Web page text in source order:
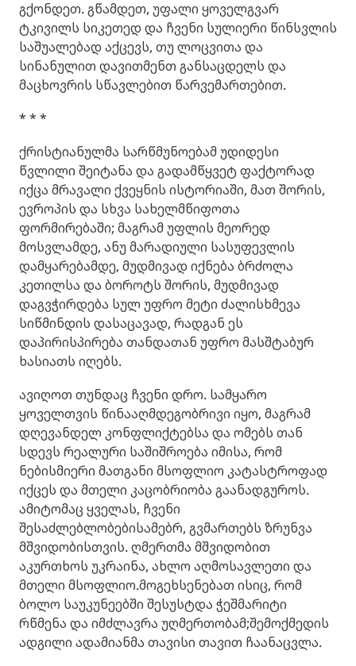
გქონდეთ. გწამდეთ, უფალი ყოველგვარ
ტკივილს სიკეთედ და ჩვენი სულიერი წინსვლის
საშუალებად აქცევს, თუ ლოცვითა და
სინანულით დავითმენთ განსაცდელს და
მაცხოვრის სწავლებით წარვემართებით.
* * *
ქრისტიანულმა სარწმუნოებამ უდიდესი
წვლილი შეიტანა და გადამწყვეტ ფაქტორად
იქცა მრავალი ქვეყნის ისტორიაში, მათ შორის,
ევროპის და სხვა სახელმწიფოთა
ფორმირებაში; მაგრამ უფლის მეორედ
მოსვლამდე, ანუ მარადიული სასუფევლის
დამყარებამდე, მუდმივად იქნება ბრძოლა
კეთილსა და ბოროტს შორის, მუდმივად
დაგვჭირდება სულ უფრო მეტი ძალისხმევა
სიწმინდის დასაცავად, რადგან ეს
დაპირისპირება თანდათან უფრო მასშტაბურ
ხასიათს იღებს.
ავიღოთ თუნდაც ჩვენი დრო. სამყარო
ყოველთვის წინააღმდეგობრივი იყო, მაგრამ
დღევანდელ კონფლიქტებსა და ომებს თან
სდევს რეალური საშიშროება იმისა, რომ
ნებისმიერი მათგანი მსოფლიო კატასტროფად
იქცეს და მთელი კაცობრიობა გაანადგუროს.
ამიტომაც ყველას, ჩვენი
შესაძლებლობებისამებრ, გვმართებს ზრუნვა
მშვიდობისთვის. ღმერთმა მშვიდობით
აკურთხოს უკრაინა, ახლო აღმოსავლეთი და
მთელი მსოფლიო.მოგეხსენებათ ისიც, რომ
ბოლო საუკუნეებში შესუსტდა ჭეშმარიტი
რწმენა და იმძლავრა უღმერთობამ;შემოქმედის
ადგილი ადამიანმა თავისი თავით ჩაანაცვლა.